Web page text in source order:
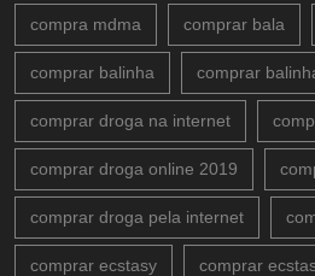
compra mdma comprar bala
comprar balinha comprar
comprar droga na internet
comprar droga online 2019
comprar droga pela internet
comprar ecstasy comprar